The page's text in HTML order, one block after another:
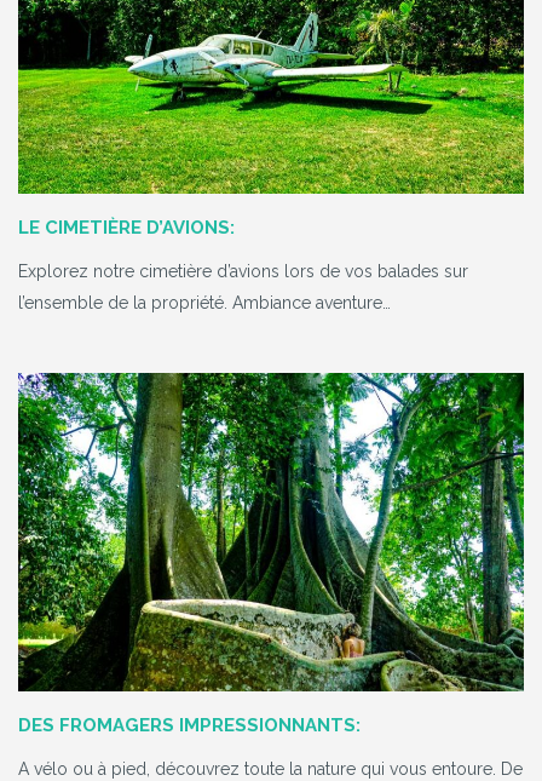
LE CIMETIÈRE D’AVIONS:
Explorez notre cimetière d’avions lors de vos balades sur
l’ensemble de la propriété. Ambiance aventure…
DES FROMAGERS IMPRESSIONNANTS:
A vélo ou à pied, découvrez toute la nature qui vous entoure. De